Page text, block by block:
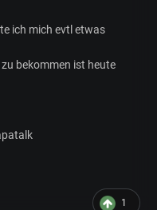
ich mich evtl etwas
bekommen ist heute
1